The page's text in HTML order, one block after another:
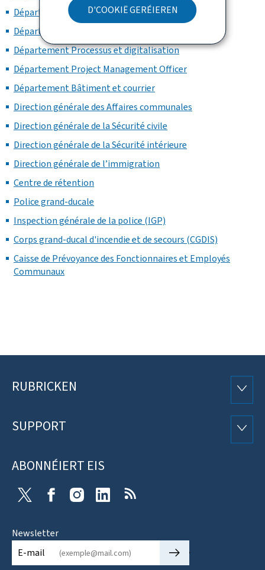
D'COOKIË GERÉIEREN
Département Ressources humaines
Département Budget et comptabilité
Département Processus et digitalisation
Département Project Management Officer
Département Bâtiment et courrier
Direction générale des Affaires communales
Direction générale de la Sécurité civile
Direction générale de la Sécurité intérieure
Direction générale de l’immigration
Centre de rétention
Police grand-ducale
Inspection générale de la police (IGP)
Corps grand-ducal d'incendie et de secours (CGDIS)
Caisse de Prévoyance des Fonctionnaires et Employés
Communaux
Fousszeil
RUBRICKEN
SUPPORT
ABONNÉIERT EIS
FacebookInstagramLinkedin
Newsletter
E-mail
🡒